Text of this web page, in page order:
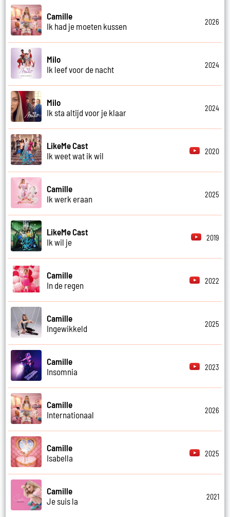
Camille
Ik had je moeten kussen
2026
Milo
Ik leef voor de nacht
2024
Milo
Ik sta altijd voor je klaar
2024
LikeMe Cast
Ik weet wat ik wil
2020
Camille
Ik werk eraan
2025
LikeMe Cast
Ik wil je
2019
Camille
In de regen
2022
Camille
Ingewikkeld
2025
Camille
Insomnia
2023
Camille
Internationaal
2026
Camille
Isabella
2025
Camille
Je suis la
2021